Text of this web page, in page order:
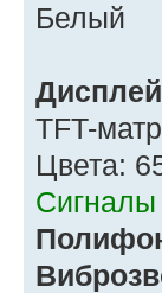
Белый
TFT-
Цвета:
Сигналы